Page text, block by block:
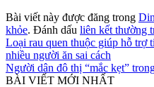
Bài viết này được đăng trong
khỏe. Đánh dấu liên kết thường
Loại rau quen thuộc giúp hỗ trợ
nhiều người ăn sai cách
Người dân đô thị “mắc kẹt”
BÀI VIẾT MỚI NHẤT